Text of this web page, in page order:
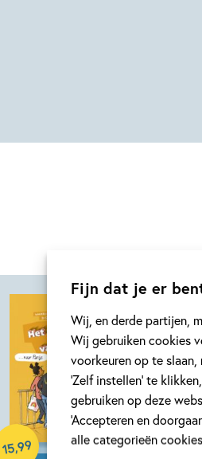
Fijn dat je er
Wij, en derde partijen,
Wij gebruiken cookies
voorkeuren op te
‘Zelf instellen’ te
gebruiken op deze
‘Accepteren en
alle categorieën
15,99
Hardcover 15,